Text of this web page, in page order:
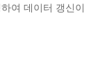
여 데이터 갱신이